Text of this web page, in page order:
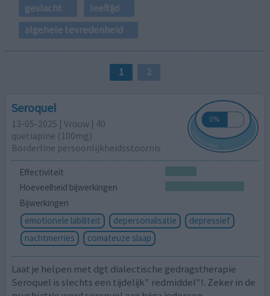
geslacht
leeftijd
algehele tevredenheid
1 2
Seroquel
13-05-2025 | Vrouw | 40
quetiapine (100mg)
Borderline persoonlijkheidsstoornis
Effectiviteit
Hoeveelheid bijwerkingen
Bijwerkingen
emotionele labiliteit
depersonalisatie
depressief
nachtmerries
comateuze slaap
Laat je helpen met dgt dialectische gedragstherapie
Seroquel is slechts een tijdelijk" redmiddel"!. Zeker in de